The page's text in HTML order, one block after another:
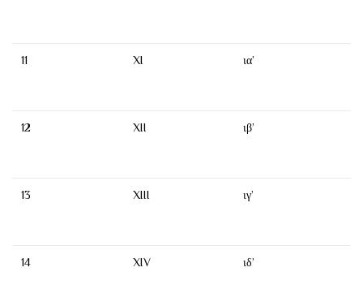
11 XI ια’
12 XII ιβ’
13 XIII ιγ’
14 XIV ιδ’